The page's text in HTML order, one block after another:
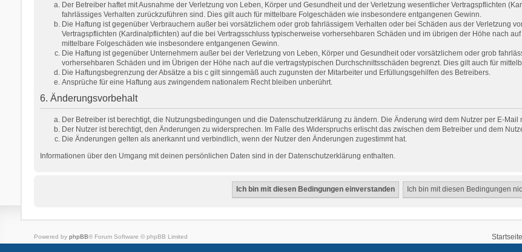
Der Betreiber haftet mit Ausnahme der Verletzung von Leben, Körper und Gesundheit und der Verletzung wesentlicher Vertragspflichten
fahrlässiges Verhalten zurückzuführen sind. Dies gilt auch für mittelbare Folgeschäden wie insbesondere entgangenen Gewinn.
Die Haftung ist gegenüber Verbrauchern außer bei vorsätzlichem oder grob fahrlässigem Verhalten oder bei Schäden aus der Verletzung
Vertragspflichten (Kardinalpflichten) auf die bei Vertragsschluss typischerweise vorhersehbaren Schäden und im übrigen der Höhe nach
mittelbare Folgeschäden wie insbesondere entgangenen Gewinn.
Die Haftung ist gegenüber Unternehmern außer bei der Verletzung von Leben, Körper und Gesundheit oder vorsätzlichem oder grob
vorhersehbaren Schäden und im Übrigen der Höhe nach auf die vertragstypischen Durchschnittsschäden begrenzt. Dies gilt auch für
Die Haftungsbegrenzung der Absätze a bis c gilt sinngemäß auch zugunsten der Mitarbeiter und Erfüllungsgehilfen des Betreibers.
Ansprüche für eine Haftung aus zwingendem nationalem Recht bleiben unberührt.
6. Änderungsvorbehalt
Der Betreiber ist berechtigt, die Nutzungsbedingungen und die Datenschutzerklärung zu ändern. Die Änderung wird dem Nutzer per E-Mail
Der Nutzer ist berechtigt, den Änderungen zu widersprechen. Im Falle des Widerspruchs erlischt das zwischen dem Betreiber und dem
Die Änderungen gelten als anerkannt und verbindlich, wenn der Nutzer den Änderungen zugestimmt hat.
Informationen über den Umgang mit deinen persönlichen Daten sind in der Datenschutzerklärung enthalten.
Startseite
Powered by phpBB® Forum Software © phpBB Limited